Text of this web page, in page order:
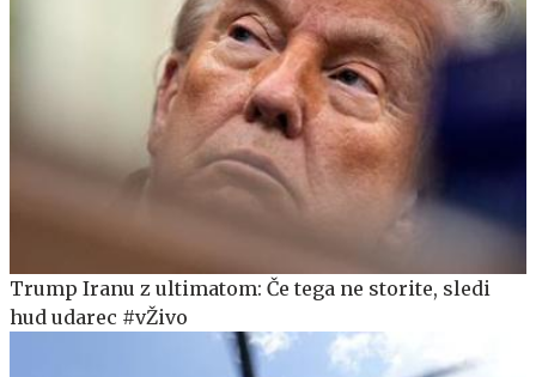
Trump Iranu z ultimatom: Če tega ne storite, sledi
hud udarec #vŽivo